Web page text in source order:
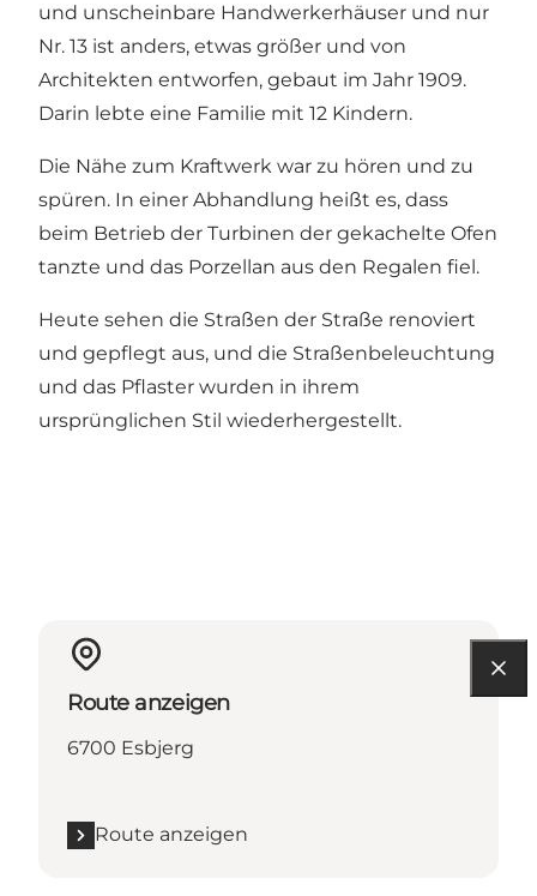
und unscheinbare Handwerkerhäuser und nur
Nr. 13 ist anders, etwas größer und von
Architekten entworfen, gebaut im Jahr 1909.
Darin lebte eine Familie mit 12 Kindern.
Die Nähe zum Kraftwerk war zu hören und zu
spüren. In einer Abhandlung heißt es, dass
beim Betrieb der Turbinen der gekachelte Ofen
tanzte und das Porzellan aus den Regalen fiel.
Heute sehen die Straßen der Straße renoviert
und gepflegt aus, und die Straßenbeleuchtung
und das Pflaster wurden in ihrem
ursprünglichen Stil wiederhergestellt.
Route anzeigen
6700 Esbjerg
Route anzeigen